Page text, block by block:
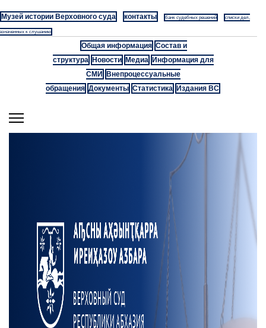
Музей истории Верховного суда контакты банк судебных решений списки дел,
к слушанию
Общая информация Состав и
структура
Новости Медиа
Информация для
СМИ
Внепроцессуальные
обращения Документы Статистика Издания ВС